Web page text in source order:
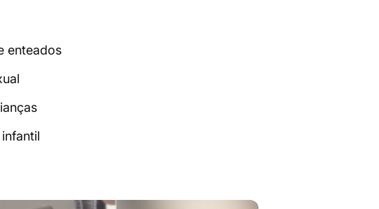
enteados